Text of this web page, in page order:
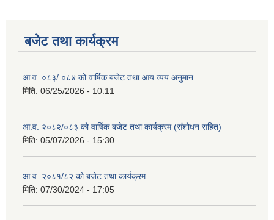
बजेट तथा कार्यक्रम
आ.व. ०८३/ ०८४ को वार्षिक बजेट तथा आय व्यय अनुमान
मिति: 06/25/2026 - 10:11
आ.व. २०८२/०८३ को वार्षिक बजेट तथा कार्यक्रम (संशोधन सहित)
मिति: 05/07/2026 - 15:30
आ.व. २०८१/८२ को बजेट तथा कार्यक्रम
मिति: 07/30/2024 - 17:05